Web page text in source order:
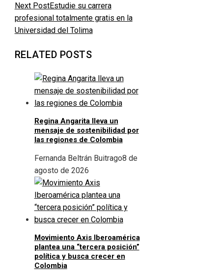
Next PostEstudie su carrera
profesional totalmente gratis en la
Universidad del Tolima
RELATED POSTS
Regina Angarita lleva un
mensaje de sostenibilidad por
las regiones de Colombia
Fernanda Beltrán Buitrago8 de
agosto de 2026
Movimiento Axis Iberoamérica
plantea una “tercera posición”
política y busca crecer en
Colombia